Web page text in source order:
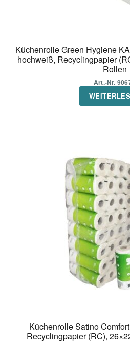
Küchenrolle Green Hygiene
hochweiß, Recyclingpapier
Rollen
Art.-Nr.
Küchenrolle Satino
Recyclingpapier (RC),